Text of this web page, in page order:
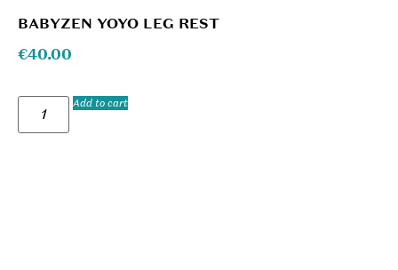
BABYZEN YOYO LEG REST
€40.00
Add to cart